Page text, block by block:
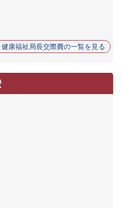
健康福祉局長交際費の一覧を見る